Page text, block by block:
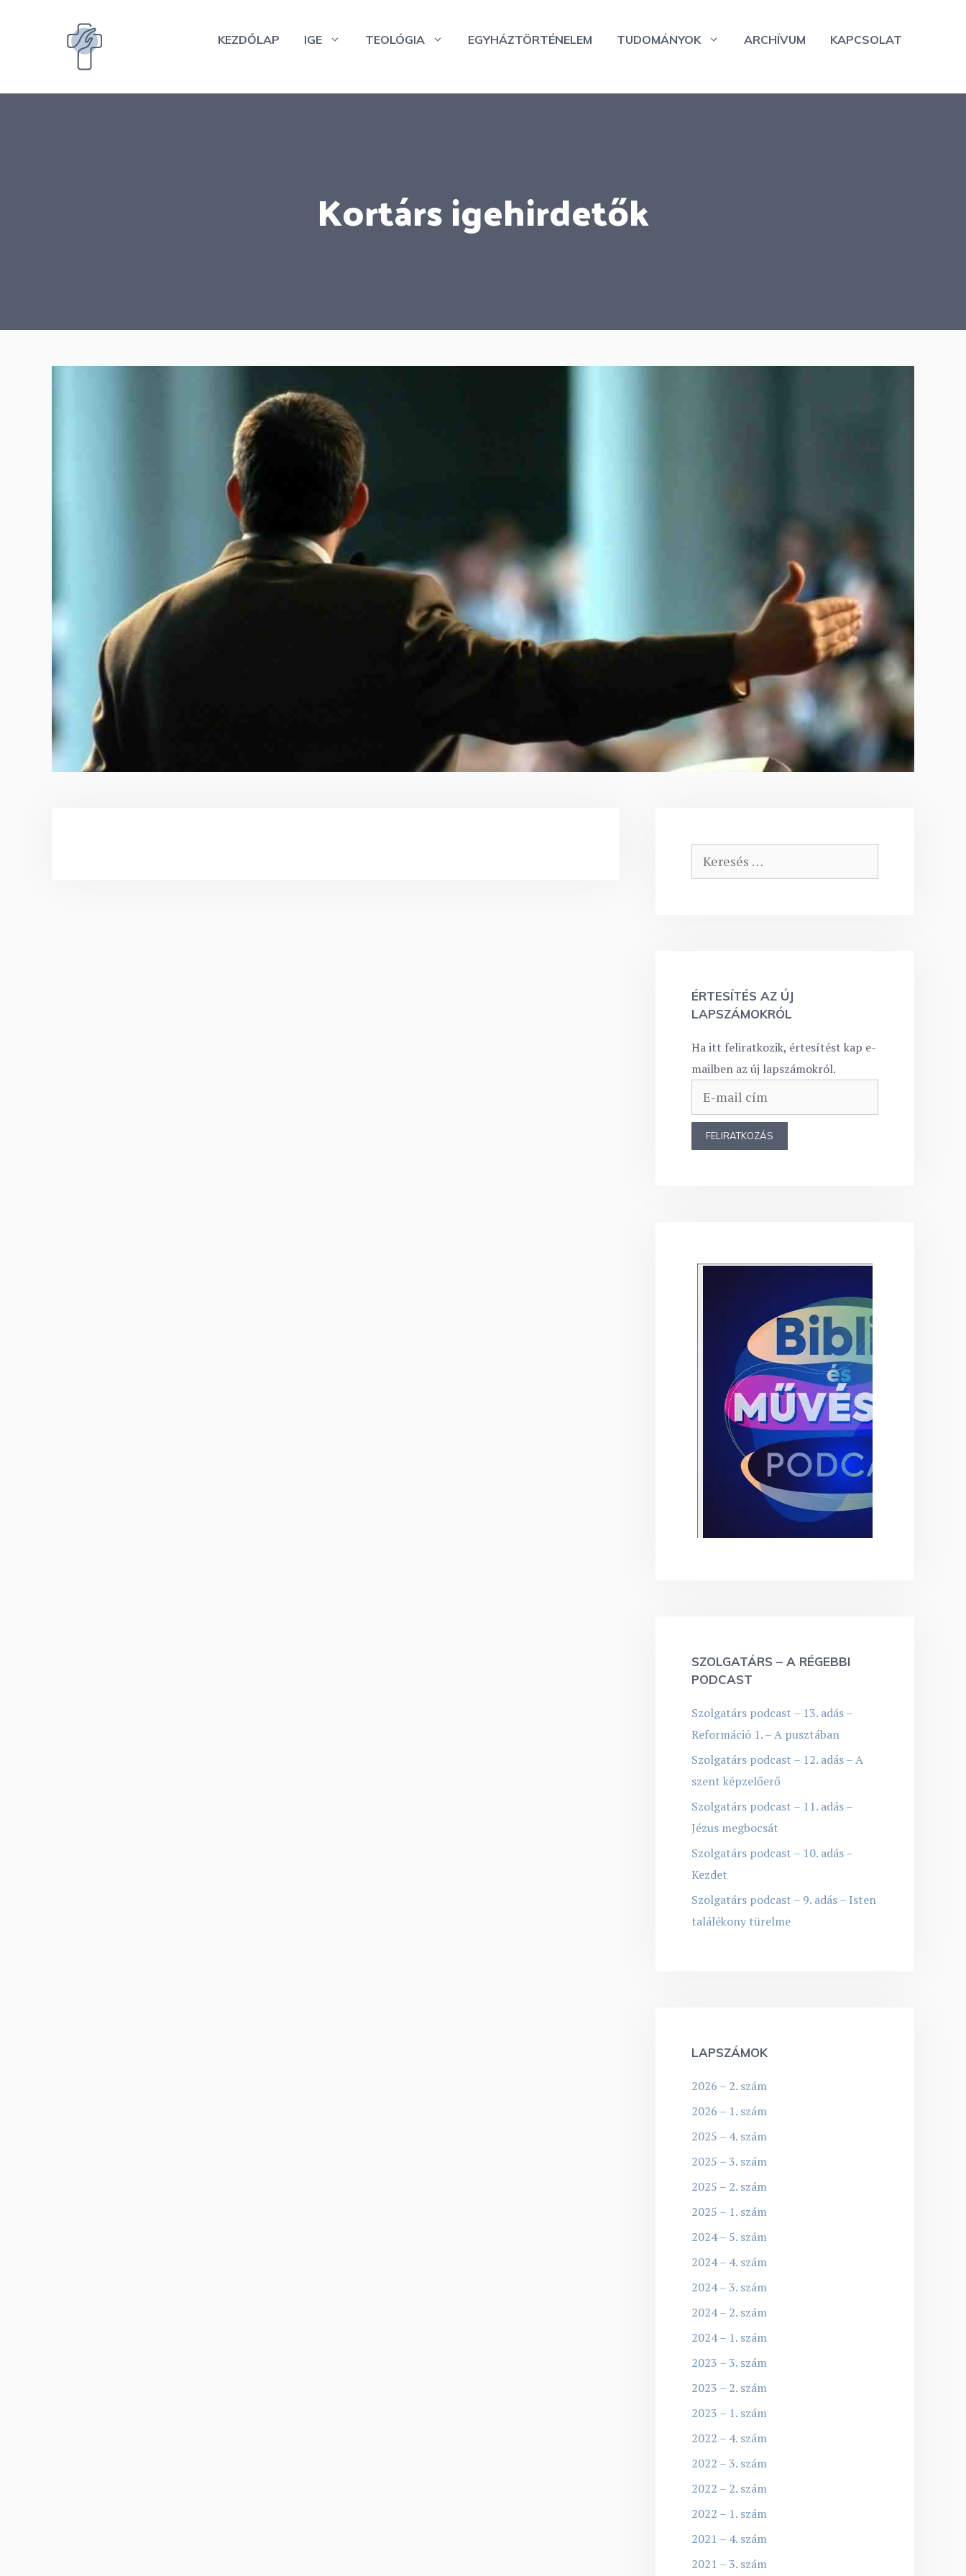
KEZDŐLAP IGE TEOLÓGIA EGYHÁZTÖRTÉNELEM TUDOMÁNYOK ARCHÍVUM KAPCSOLAT
Kortárs igehirdetők
Keresés:
ÉRTESÍTÉS AZ ÚJ
LAPSZÁMOKRÓL
Ha itt feliratkozik, értesítést kap e-
mailben az új lapszámokról.
SZOLGATÁRS – A RÉGEBBI
PODCAST
Szolgatárs podcast – 13. adás –
Reformáció 1. – A pusztában
Szolgatárs podcast – 12. adás – A
szent képzelőerő
Szolgatárs podcast – 11. adás –
Jézus megbocsát
Szolgatárs podcast – 10. adás –
Kezdet
Szolgatárs podcast – 9. adás – Isten
találékony türelme
LAPSZÁMOK
2026 – 2. szám
2026 – 1. szám
2025 – 4. szám
2025 – 3. szám
2025 – 2. szám
2025 – 1. szám
2024 – 5. szám
2024 – 4. szám
2024 – 3. szám
2024 – 2. szám
2024 – 1. szám
2023 – 3. szám
2023 – 2. szám
2023 – 1. szám
2022 – 4. szám
2022 – 3. szám
2022 – 2. szám
2022 – 1. szám
2021 – 4. szám
2021 – 3. szám